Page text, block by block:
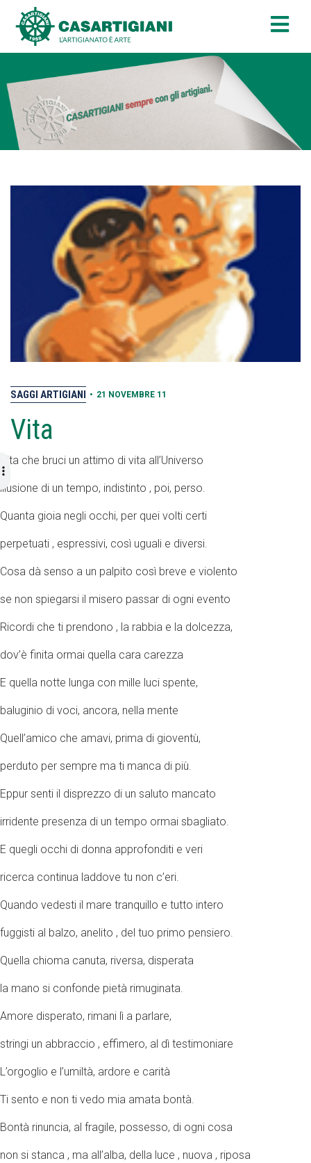
SAGGI ARTIGIANI • 21 NOVEMBRE 11
Vita
Vita che bruci un attimo di vita all’Universo
illusione di un tempo, indistinto , poi, perso.
Quanta gioia negli occhi, per quei volti certi
perpetuati , espressivi, così uguali e diversi.
Cosa dà senso a un palpito così breve e violento
se non spiegarsi il misero passar di ogni evento
Ricordi che ti prendono , la rabbia e la dolcezza,
dov’è finita ormai quella cara carezza
E quella notte lunga con mille luci spente,
baluginio di voci, ancora, nella mente
Quell’amico che amavi, prima di gioventù,
perduto per sempre ma ti manca di più.
Eppur senti il disprezzo di un saluto mancato
irridente presenza di un tempo ormai sbagliato.
E quegli occhi di donna approfonditi e veri
ricerca continua laddove tu non c’eri.
Quando vedesti il mare tranquillo e tutto intero
fuggisti al balzo, anelito , del tuo primo pensiero.
Quella chioma canuta, riversa, disperata
la mano si confonde pietà rimuginata.
Amore disperato, rimani lì a parlare,
stringi un abbraccio , effimero, al dì testimoniare
L’orgoglio e l’umiltà, ardore e carità
Ti sento e non ti vedo mia amata bontà.
Bontà rinuncia, al fragile, possesso, di ogni cosa
non si stanca , ma all’alba, della luce , nuova , riposa